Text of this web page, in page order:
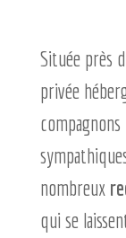
Située près
privée
nombreux
qui se